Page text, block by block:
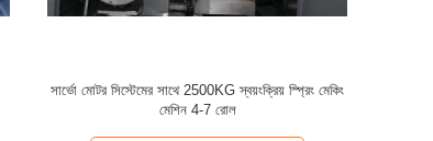
4.1KW 3 ফেজ পকেট স্প্রিং অ্যাসেম্বলি মেশিন 380V
220V পকেট স্প্রিং সরঞ্জাম